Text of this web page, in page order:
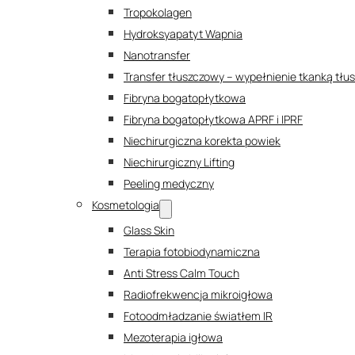
Tropokolagen
Hydroksyapatyt Wapnia
Nanotransfer
Transfer tłuszczowy – wypełnienie tkanką
Fibryna bogatopłytkowa
Fibryna bogatopłytkowa APRF i IPRF
Niechirurgiczna korekta powiek
Niechirurgiczny Lifting
Peeling medyczny
Kosmetologia
Glass Skin
Terapia fotobiodynamiczna
Anti Stress Calm Touch
Radiofrekwencja mikroigłowa
Fotoodmładzanie światłem IR
Mezoterapia igłowa